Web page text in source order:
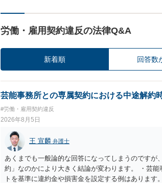
労働・雇用契約違反の法律Q&A
新着順 回答数
芸能事務所との専属契約における中途解約
#労働・雇用契約違反
2026年8月5日
王 宣麟 弁護士
あくまでも一般論的な回答になってしまうのです
約」なのかにより大きく結論が変わります。 ・芸
トを基準に違約金や損害金を設定する例はありま